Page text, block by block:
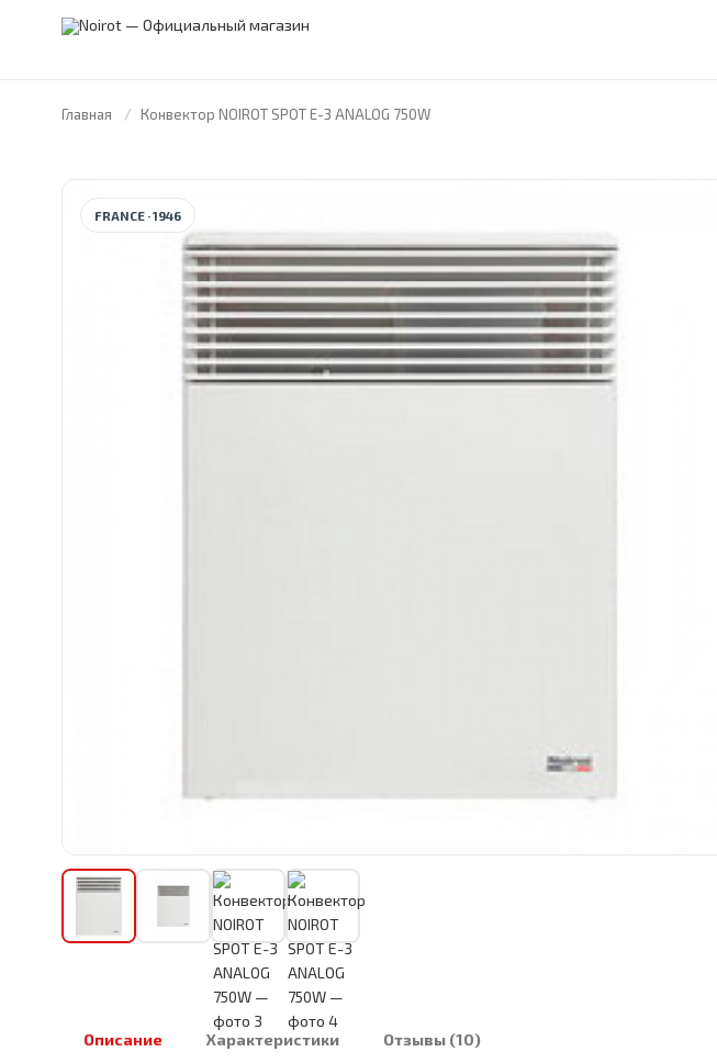
Главная Конвектор NOIROT SPOT E-3 ANALOG 750W
FRANCE · 1946
Описание Характеристики Отзывы (10)